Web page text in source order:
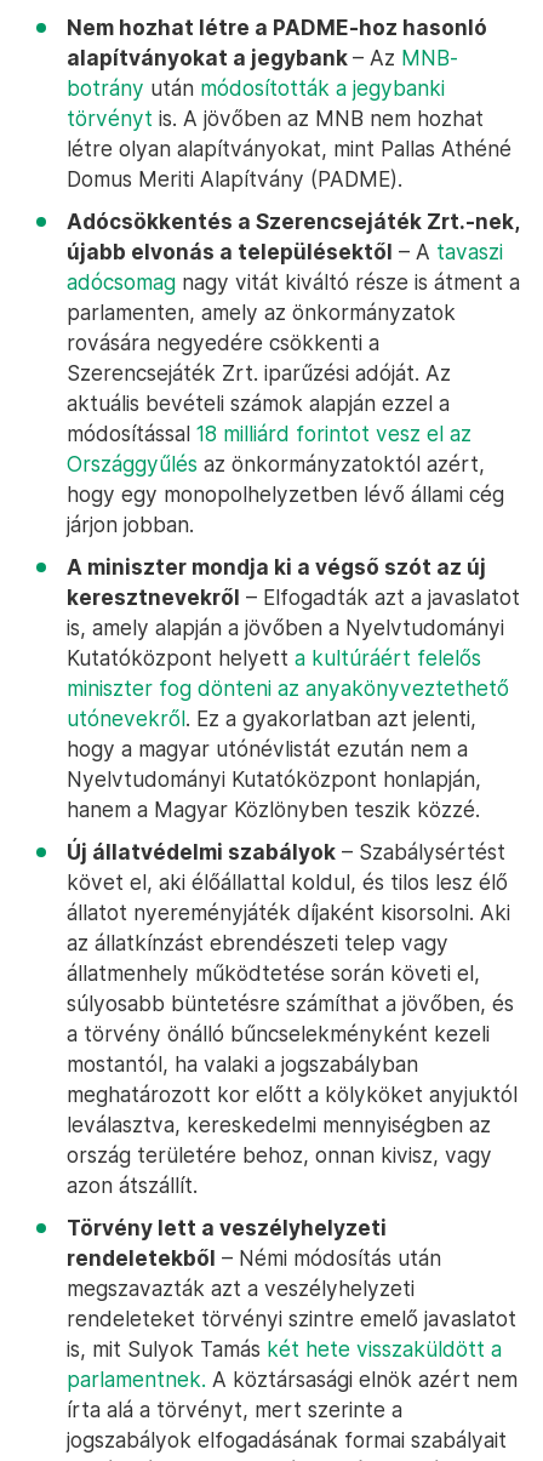
Nem hozhat létre a PADME-hoz hasonló
alapítványokat a jegybank– Az MNB-
botrány után módosították a jegybanki
törvényt is. A jövőben az MNB nem hozhat
létre olyan alapítványokat, mint Pallas Athéné
Domus Meriti Alapítvány (PADME).
Adócsökkentés a Szerencsejáték Zrt.-nek,
újabb elvonás a településektől – A tavaszi
adócsomag nagy vitát kiváltó része is átment a
parlamenten, amely az önkormányzatok
rovására negyedére csökkenti a
Szerencsejáték Zrt. iparűzési adóját. Az
aktuális bevételi számok alapján ezzel a
módosítással 18 milliárd forintot vesz el az
Országgyűlés az önkormányzatoktól azért,
hogy egy monopolhelyzetben lévő állami cég
járjon jobban.
A miniszter mondja ki a végső szót az új
keresztnevekről – Elfogadták azt a javaslatot
is, amely alapján a jövőben a Nyelvtudományi
Kutatóközpont helyett a kultúráért felelős
miniszter fog dönteni az anyakönyveztethető
utónevekről. Ez a gyakorlatban azt jelenti,
hogy a magyar utónévlistát ezután nem a
Nyelvtudományi Kutatóközpont honlapján,
hanem a Magyar Közlönyben teszik közzé.
Új állatvédelmi szabályok – Szabálysértést
követ el, aki élőállattal koldul, és tilos lesz élő
állatot nyereményjáték díjaként kisorsolni. Aki
az állatkínzást ebrendészeti telep vagy
állatmenhely működtetése során követi el,
súlyosabb büntetésre számíthat a jövőben, és
a törvény önálló bűncselekményként kezeli
mostantól, ha valaki a jogszabályban
meghatározott kor előtt a kölyköket anyjuktól
leválasztva, kereskedelmi mennyiségben az
ország területére behoz, onnan kivisz, vagy
azon átszállít.
Törvény lett a veszélyhelyzeti
rendeletekből – Némi módosítás után
megszavazták azt a veszélyhelyzeti
rendeleteket törvényi szintre emelő javaslatot
is, mit Sulyok Tamás két hete visszaküldött a
parlamentnek. A köztársasági elnök azért nem
írta alá a törvényt, mert szerinte a
jogszabályok elfogadásának formai szabályait